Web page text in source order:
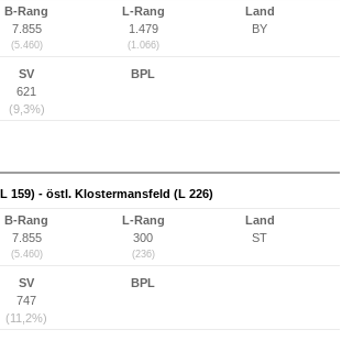
B-Rang
7.855
(5.460)
L-Rang
1.479
(1.066)
Land
BY
SV
621
(9,3%)
BPL
159) - östl. Klostermansfeld (L 226)
B-Rang
7.855
(5.460)
L-Rang
300
(236)
Land
ST
SV
747
(11,2%)
BPL